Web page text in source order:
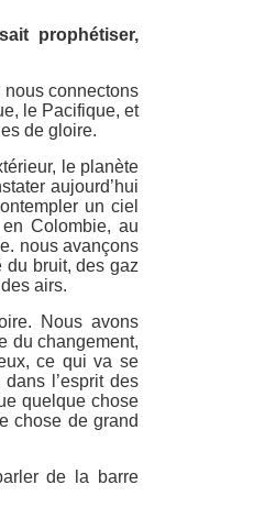
prophétiser,
nous connectons
le Pacifique, et
de gloire.
le planète
aujourd’hui
un ciel
Colombie, au
nous avançons
du bruit, des gaz
airs.
Nous avons
du changement,
ce qui va se
l’esprit des
quelque chose
chose de grand
de la barre